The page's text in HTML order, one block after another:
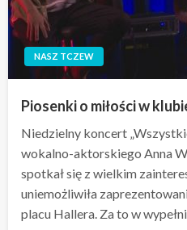
NASZ TCZEW
Piosenki o miłości w
Niedzielny koncert
wokalno-aktorskiego Anna
spotkał się z wielkim
uniemożliwiła
placu Hallera. Za to w